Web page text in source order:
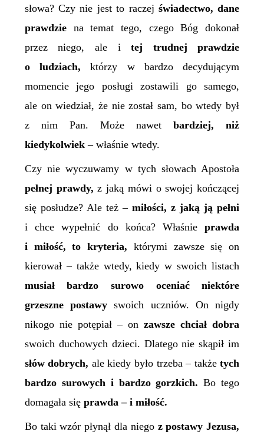
słowa? Czy nie jest to raczej świadectwo, dane
prawdziena temat tego, czego Bóg dokonał
przez niego, ale itej trudnej prawdzie
o ludziach, którzy w bardzo decydującym
momencie jego posługi zostawili go samego,
ale on wiedział, że nie został sam, bo wtedy był
z nim Pan. Może nawetbardziej, niż
kiedykolwiek– właśnie wtedy.
Czy nie wyczuwamy w tych słowach Apostoła
pełnej prawdy, z jaką mówi o swojej kończącej
się posłudze? Ale też –miłości, z jaką ją pełni
i chce wypełnić do końca? Właśnieprawda
i miłość, to kryteria, którymi zawsze się on
kierował – także wtedy, kiedy w swoich listach
musiał bardzo surowo oceniać niektóre
grzeszne postawyswoich uczniów. On nigdy
nikogo nie potępiał – onzawsze chciał dobra
swoich duchowych dzieci. Dlatego nie skąpił im
słów dobrych, ale kiedy było trzeba – takżetych
bardzo surowych i bardzo gorzkich. Bo tego
domagała się prawda – i miłość.
Bo taki wzór płynął dla niego z postawy Jezusa,